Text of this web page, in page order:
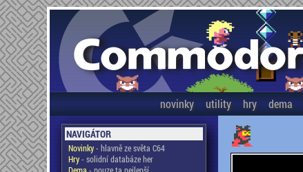
novinky utility hry dema
NAVIGÁTOR
Novinky- hlavně ze světa C64
Hry- solidní databáze her